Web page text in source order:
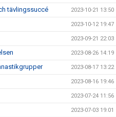
tävlingssuccé 2023-10-21 13:50
2023-10-12 19:47
2023-09-21 22:03
2023-08-26 14:19
2023-08-17 13:22
2023-08-16 19:46
2023-07-24 11:56
2023-07-03 19:01